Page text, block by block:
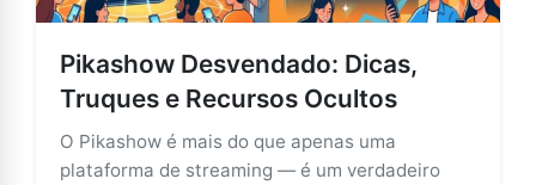
Pikashow Desvendado: Dicas,
Truques e Recursos Ocultos
O Pikashow é mais do que apenas uma
plataforma de streaming — é um verdadeiro